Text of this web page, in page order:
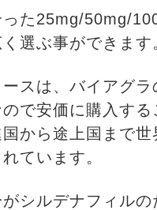
った25mg/50mg/
選ぶ事ができます
スは、バイアグラ
ので安価に購入す
から途上国まで世
ています。
シルデナフィル